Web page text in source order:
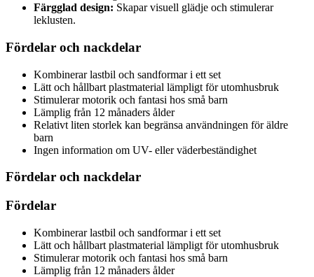
Färgglad design: Skapar visuell glädje och stimulerar
leklusten.
Fördelar och nackdelar
Kombinerar lastbil och sandformar i ett set
Lätt och hållbart plastmaterial lämpligt för utomhusbruk
Stimulerar motorik och fantasi hos små barn
Lämplig från 12 månaders ålder
Relativt liten storlek kan begränsa användningen för äldre
barn
Ingen information om UV- eller väderbeständighet
Fördelar och nackdelar
Fördelar
Kombinerar lastbil och sandformar i ett set
Lätt och hållbart plastmaterial lämpligt för utomhusbruk
Stimulerar motorik och fantasi hos små barn
Lämplig från 12 månaders ålder